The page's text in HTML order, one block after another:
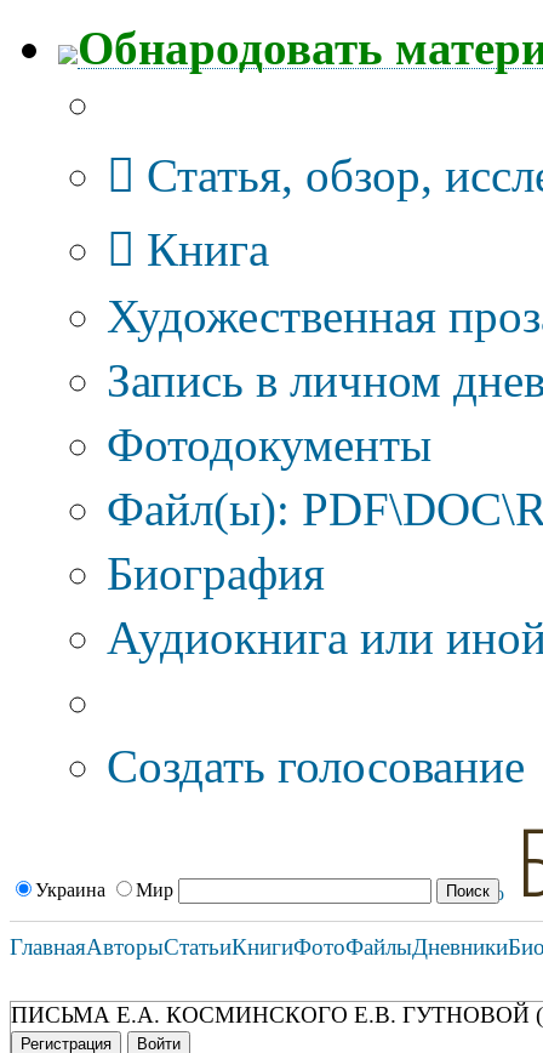
Обнародовать
Статья, обзор,
Книга
Художественная
Запись в личном
Фотодокументы
Файл(ы):
Биография
Аудиокнига или
Создать голосование
Украина Мир
ГлавнаяАвторыСтатьиКнигиФотоФайлыДневники
ПИСЬМА Е.А. КОСМИНСКОГО Е.В. ГУТНОВОЙ
Регистрация Войти